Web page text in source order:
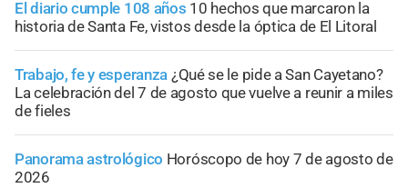
El diario cumple 108 años 10 hechos que marcaron la
historia de Santa Fe, vistos desde la óptica de El Litoral
Trabajo, fe y esperanza ¿Qué se le pide a San Cayetano?
La celebración del 7 de agosto que vuelve a reunir a miles
de fieles
Panorama astrológico Horóscopo de hoy 7 de agosto de
2026